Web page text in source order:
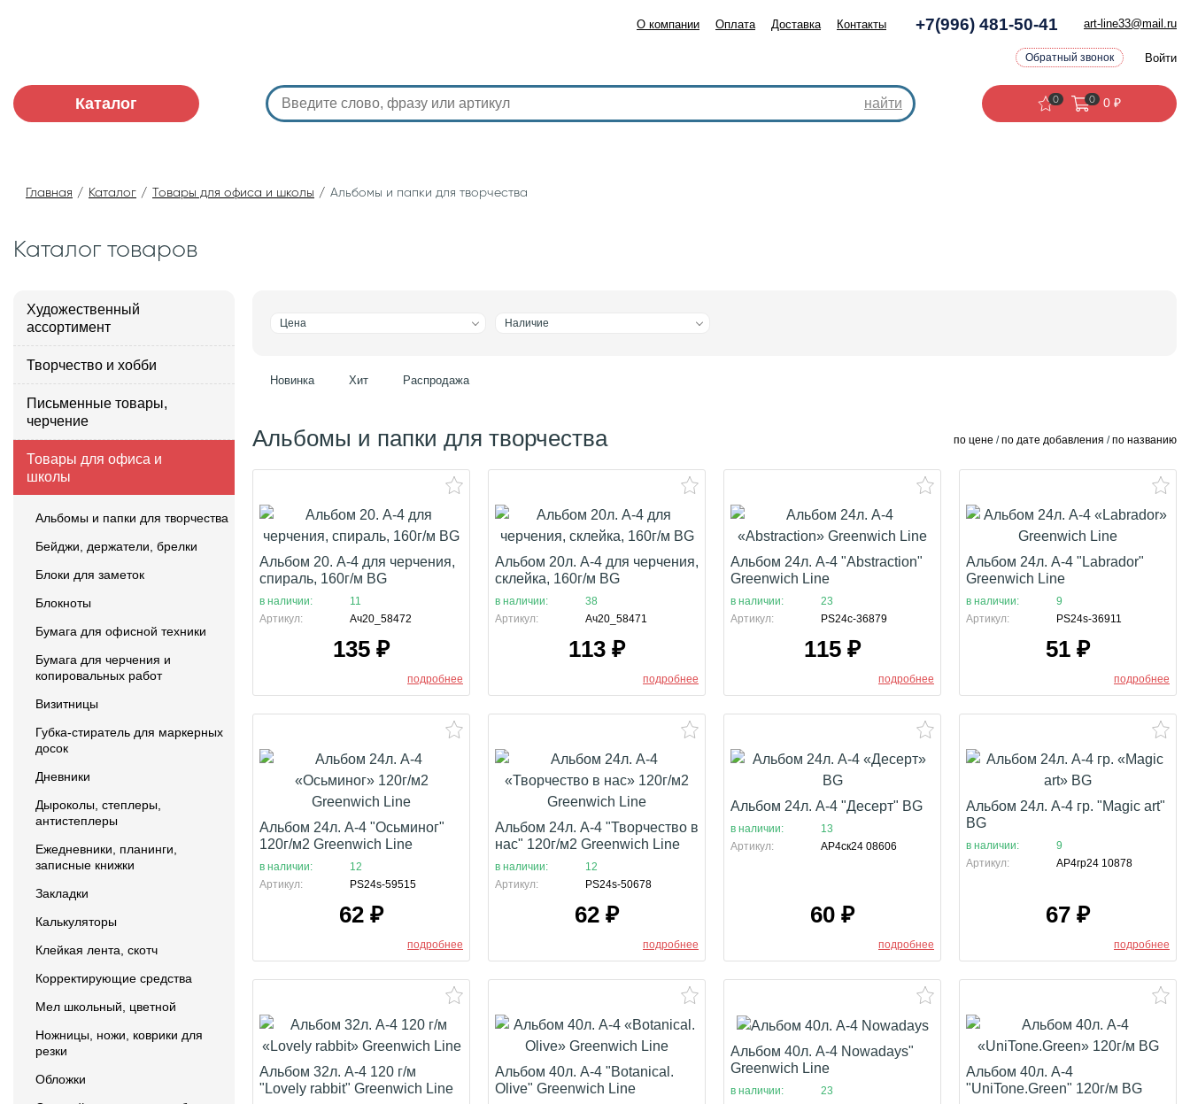
О компании Оплата Доставка Контакты +7(996) 481-50-41 art-line33@mail.ru
Обратный звонок Войти
Каталог найти 0 0 0 ₽
Главная Каталог Товары для офиса и школы Альбомы и папки для творчества
Каталог товаров
Художественный
ассортимент
Творчество и хобби
Письменные товары,
черчение
Товары для офиса и
школы
Альбомы и папки для творчества
Бейджи, держатели, брелки
Блоки для заметок
Блокноты
Бумага для офисной техники
Бумага для черчения и
копировальных работ
Визитницы
Губка-стиратель для маркерных
досок
Дневники
Дыроколы, степлеры,
антистеплеры
Ежедневники, планинги,
записные книжки
Закладки
Калькуляторы
Клейкая лента, скотч
Корректирующие средства
Мел школьный, цветной
Ножницы, ножи, коврики для
резки
Обложки
Цена Наличие
Новинка Хит Распродажа
Альбомы и папки для творчества по цене /по дате добавления /по названию
Альбом 20. А-4 для черчения,
спираль, 160г/м BG
в наличии:
11
Артикул:
Ач20_58472
135 ₽
подробнее
Альбом 20л. А-4 для черчения,
склейка, 160г/м BG
в наличии:
38
Артикул:
Ач20_58471
113 ₽
подробнее
Альбом 24л. А-4 "Abstraction"
Greenwich Line
в наличии:
23
Артикул:
PS24c-36879
115 ₽
подробнее
Альбом 24л. А-4 "Labrador"
Greenwich Line
в наличии:
9
Артикул:
PS24s-36911
51 ₽
подробнее
Альбом 24л. А-4 "Осьминог"
120г/м2 Greenwich Line
в наличии:
12
Артикул:
PS24s-59515
62 ₽
подробнее
Альбом 24л. А-4 "Творчество в
нас" 120г/м2 Greenwich Line
в наличии:
12
Артикул:
PS24s-50678
62 ₽
подробнее
Альбом 24л. А-4 "Десерт" BG
в наличии:
13
Артикул:
АР4ск24 08606
60 ₽
подробнее
Альбом 24л. А-4 гр. "Magic art"
BG
в наличии:
9
Артикул:
АР4гр24 10878
67 ₽
подробнее
Альбом 32л. А-4 120 г/м
"Lovely rabbit" Greenwich Line
Альбом 40л. А-4 "Botanical.
Olive" Greenwich Line
Альбом 40л. А-4 Nowadays"
Greenwich Line
в наличии:
23
Альбом 40л. А-4
"UniTone.Green" 120г/м BG